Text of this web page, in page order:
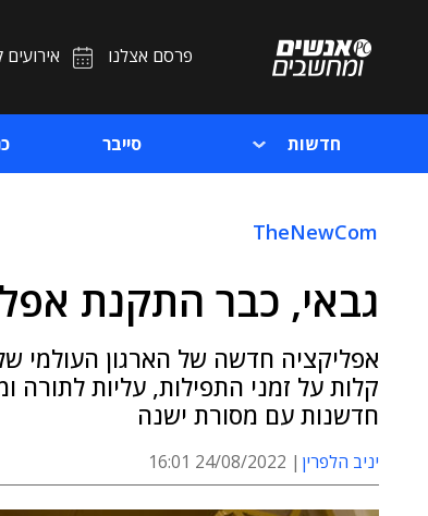
פרסם אצלנו אירועים
חדשות סייבר
TheNewCom
גבאי, כבר התקנת
אפליקציה חדשה של הארגון העולמי
קלות על זמני התפילות, עליות לתורה
חדשנות עם מסורת ישנה
יניב הלפרין 24/08/2022 16:01